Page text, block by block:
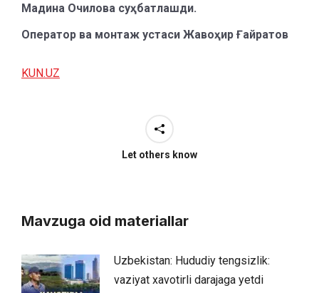
Мадина Очилова суҳбатлашди.
Оператор ва монтаж устаси Жавоҳир Ғайратов
KUN.UZ
Let others know
Mavzuga oid materiallar
Uzbekistan: Hududiy tengsizlik:
vaziyat xavotirli darajaga yetdi